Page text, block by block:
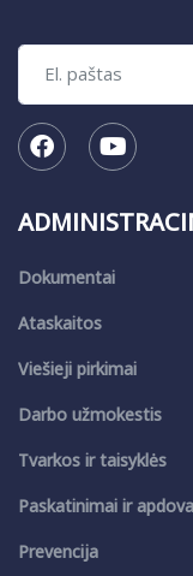
Dokumentai
Ataskaitos
Viešieji pirkimai
Darbo užmokestis
Tvarkos ir taisyklės
Paskatinimai ir
Prevencija